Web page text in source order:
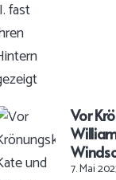
Vor
7. Mai